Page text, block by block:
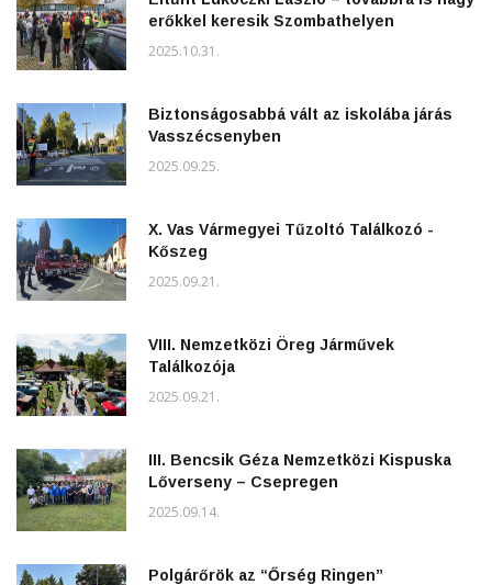
erőkkel keresik Szombathelyen
2025.10.31.
Biztonságosabbá vált az iskolába járás
Vasszécsenyben
2025.09.25.
X. Vas Vármegyei Tűzoltó Találkozó -
Kőszeg
2025.09.21.
VIII. Nemzetközi Öreg Járművek
Találkozója
2025.09.21.
III. Bencsik Géza Nemzetközi Kispuska
Lőverseny – Csepregen
2025.09.14.
Polgárőrök az “Őrség Ringen”